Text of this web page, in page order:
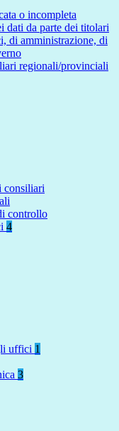
o incompleta
dati da parte dei titolari
di amministrazione, di
regionali/provinciali
consiliari
controllo
4
uffici 1
3